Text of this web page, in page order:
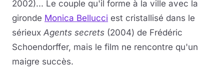
2002)... Le couple qu'il forme à la ville avec la
gironde Monica Bellucci est cristallisé dans le
sérieux Agents secrets (2004) de Frédéric
Schoendorffer, mais le film ne rencontre qu'un
maigre succès.